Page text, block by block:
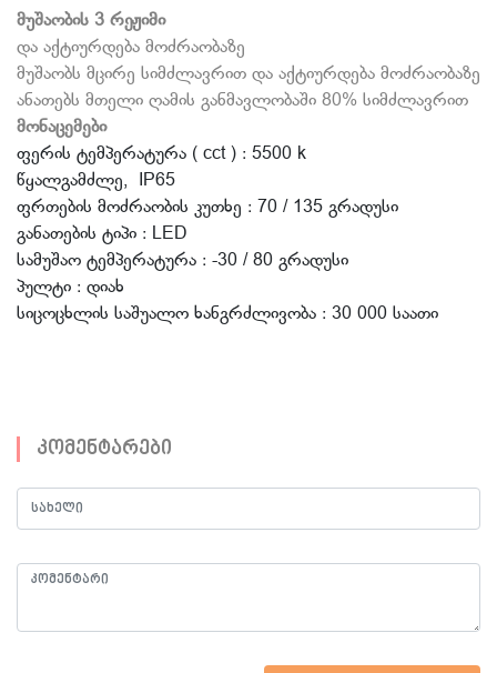
მუშაობის 3 რეჟიმი
და აქტიურდება მოძრაობაზე
მუშაობს მცირე სიმძლავრით და აქტიურდება მოძრაობაზე
ანათებს მთელი ღამის განმავლობაში 80% სიმძლავრით
მონაცემები
ფერის ტემპერატურა ( cct ) : 5500 k
წყალგამძლე, IP65
ფრთების მოძრაობის კუთხე : 70 / 135 გრადუსი
განათების ტიპი : LED
სამუშაო ტემპერატურა : -30 / 80 გრადუსი
პულტი : დიახ
სიცოცხლის საშუალო ხანგრძლივობა : 30 000 საათი
კომენტარები